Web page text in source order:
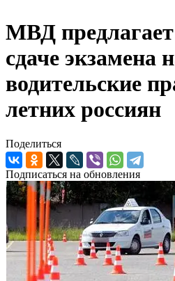
МВД предлагает
сдаче экзамена
водительские
летних россиян
Поделиться
Подписаться на обновления